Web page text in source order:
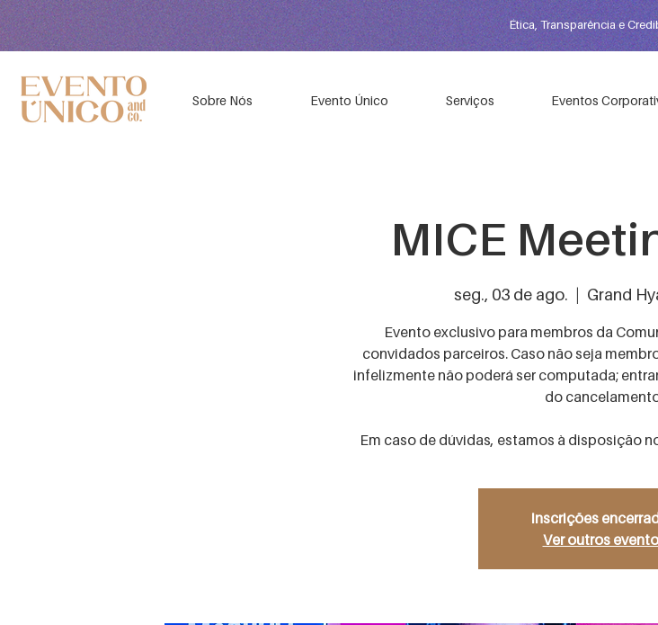
Ética, Transparência e
Sobre Nós Evento Único Serviços Eventos
MICE
seg., 03 de ago.
  |
Grand
Evento exclusivo para membros da
convidados parceiros. Caso não seja
infelizmente não poderá ser computada;
do
Em caso de dúvidas, estamos à disposição
Inscrições
Ver outros